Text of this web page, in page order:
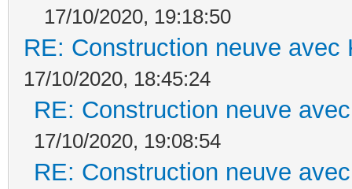
17/10/2020, 19:18:50
RE: Construction neuve avec
17/10/2020, 18:45:24
RE: Construction neuve
17/10/2020, 19:08:54
RE: Construction neuve